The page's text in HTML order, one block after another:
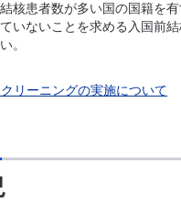
核患者数が多い国の国籍を
いないことを求める入国前
。
リーニングの実施について